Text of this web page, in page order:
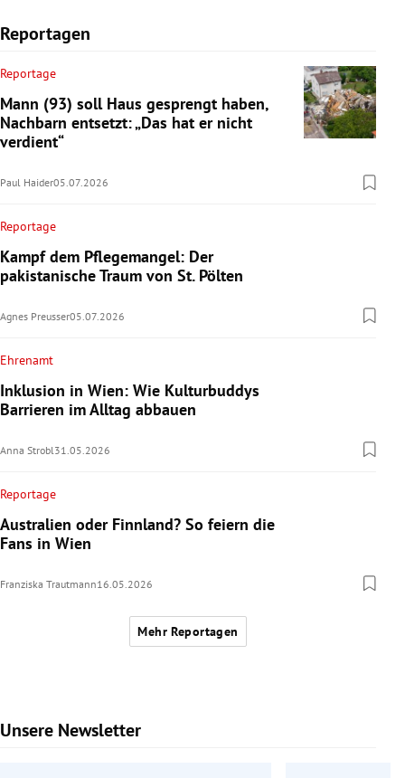
Reportagen
Reportage
Mann (93) soll Haus gesprengt haben,
Nachbarn entsetzt: „Das hat er nicht
verdient“
Paul Haider05.07.2026
Reportage
Kampf dem Pflegemangel: Der
pakistanische Traum von St. Pölten
Agnes Preusser05.07.2026
Ehrenamt
Inklusion in Wien: Wie Kulturbuddys
Barrieren im Alltag abbauen
Anna Strobl 31.05.2026
Reportage
Australien oder Finnland? So feiern die
Fans in Wien
Franziska Trautmann16.05.2026
Mehr Reportagen
Unsere Newsletter
Slide 1 von 9